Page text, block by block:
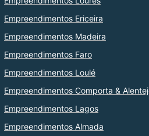
Empreendimentos Ericeira
Empreendimentos Madeira
Empreendimentos Faro
Empreendimentos Loulé
Empreendimentos Comporta &
Empreendimentos Lagos
Empreendimentos Almada